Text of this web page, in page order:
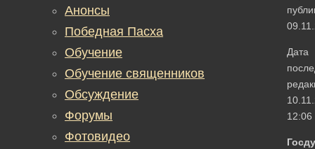
Дата
12:06
Анонсы
Победная Пасха
Обучение
Обучение священников
Обсуждение
Форумы
Фотовидео